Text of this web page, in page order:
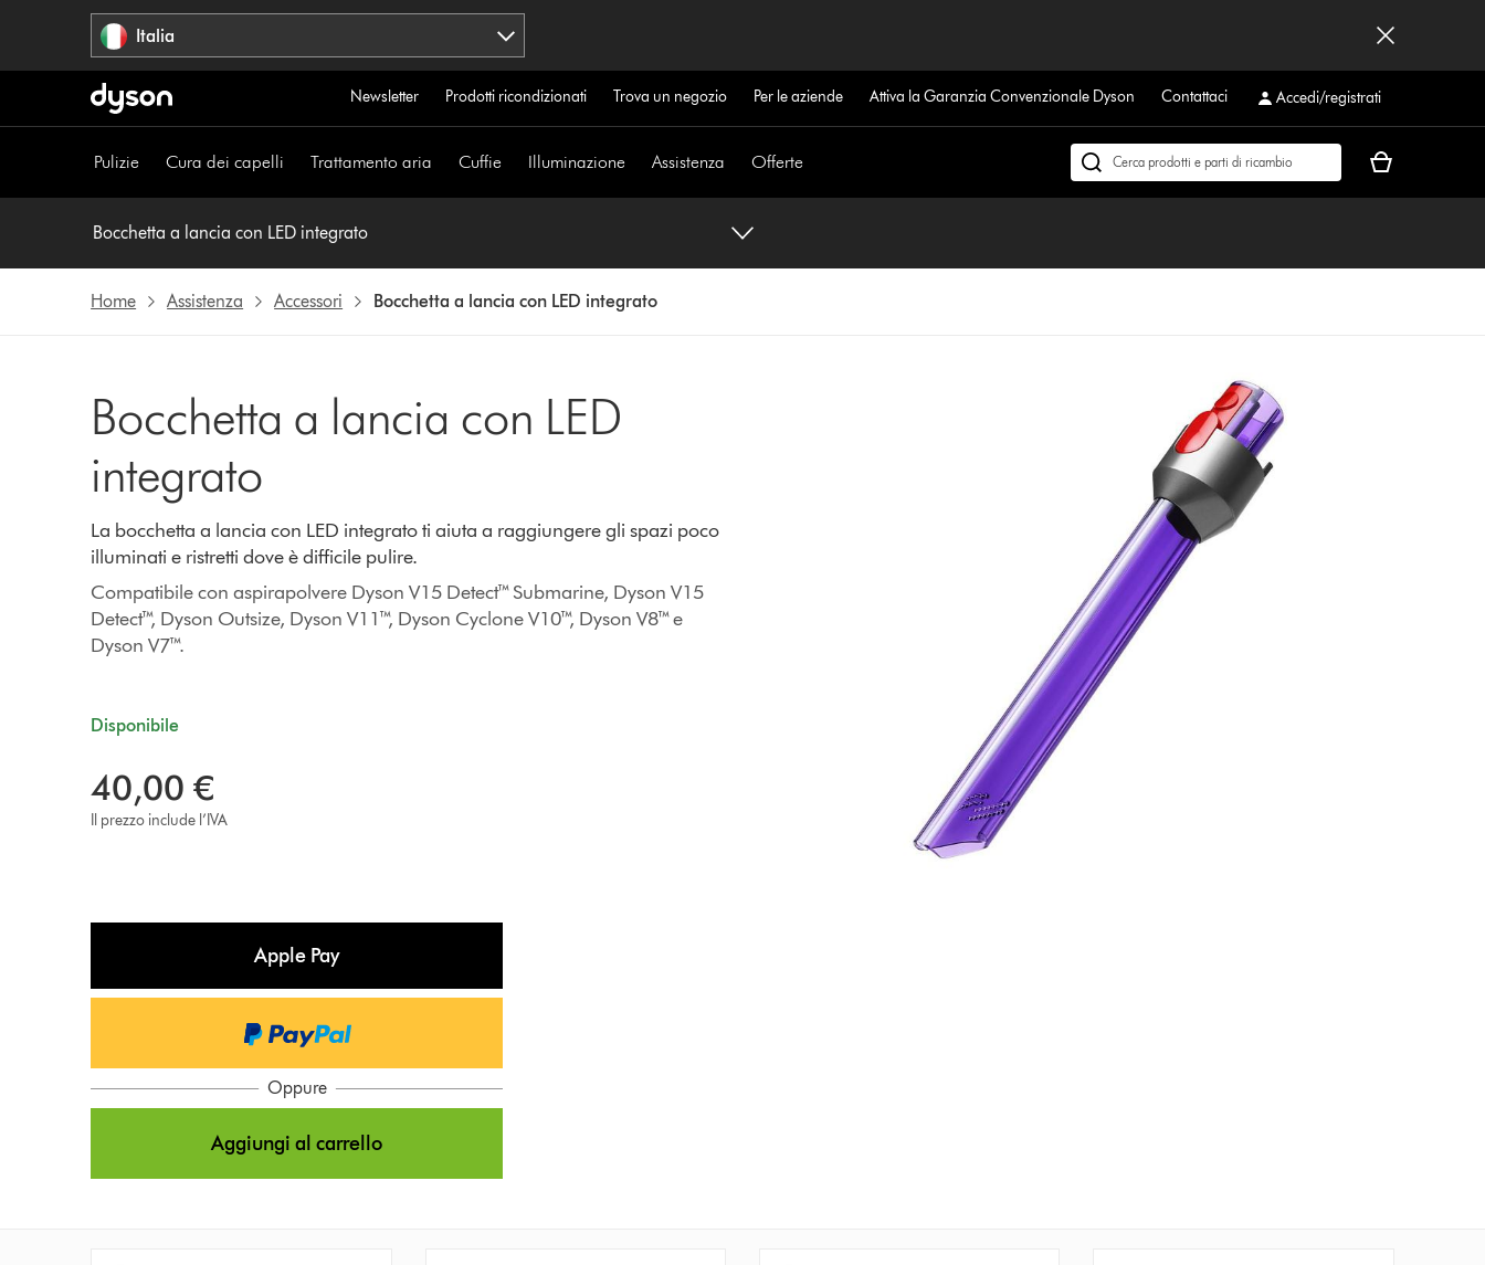
Italia
Newsletter Prodotti ricondizionati Trova un negozio Per le aziende Attiva la Garanzia Convenzionale Dyson Contattaci Accedi/registrati
Pulizie Cura dei capelli Trattamento aria Cuffie Illuminazione Assistenza Offerte
Cerca
Il
Bocchetta a lancia con LED integrato
Home Assistenza Accessori Bocchetta a lancia con LED integrato
Bocchetta a lancia con LED
integrato
La bocchetta a lancia con LED integrato ti aiuta a raggiungere gli spazi poco
illuminati e ristretti dove è difficile pulire.
Compatibile con aspirapolvere Dyson V15 Detect™ Submarine, Dyson V15
Detect™, Dyson Outsize, Dyson V11™, Dyson Cyclone V10™, Dyson V8™ e
Dyson V7™.
Disponibile
40,00 €
Il prezzo include l’IVA
Apple Pay
Oppure
Aggiungi al carrello